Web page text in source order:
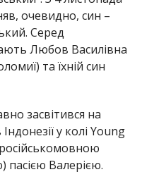
очевидно, син –
Серед
Любов Василівна
та їхній син
засвітився на
у колі Young
пасією Валерією.